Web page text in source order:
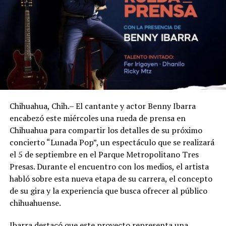
Chihuahua, Chih.– El cantante y actor Benny Ibarra
encabezó este miércoles una rueda de prensa en
Chihuahua para compartir los detalles de su próximo
concierto “Lunada Pop”, un espectáculo que se realizará
el 5 de septiembre en el Parque Metropolitano Tres
Presas. Durante el encuentro con los medios, el artista
habló sobre esta nueva etapa de su carrera, el concepto
de su gira y la experiencia que busca ofrecer al público
chihuahuense.